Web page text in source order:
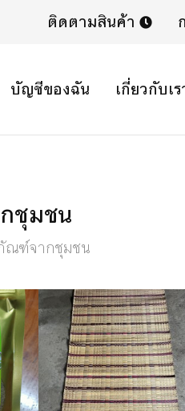
ติดตามสินค้า
บัญชีของฉัน เกี่ยวกับเร
ชุมชน
ณฑ์จากชุมชน